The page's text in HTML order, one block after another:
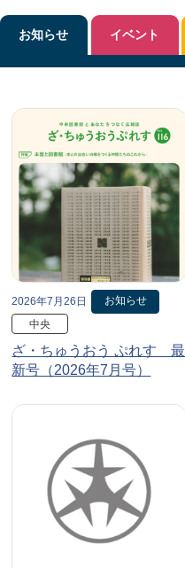
お知らせ
2026年7月26日
お知らせ
中央
ざ・ちゅうおう ぷれす 最
新号（2026年7月号）
イベント